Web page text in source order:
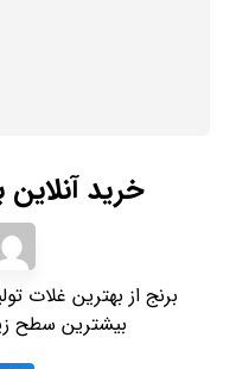
خرید
برنج از بهترین غلات
بیشترین سطح